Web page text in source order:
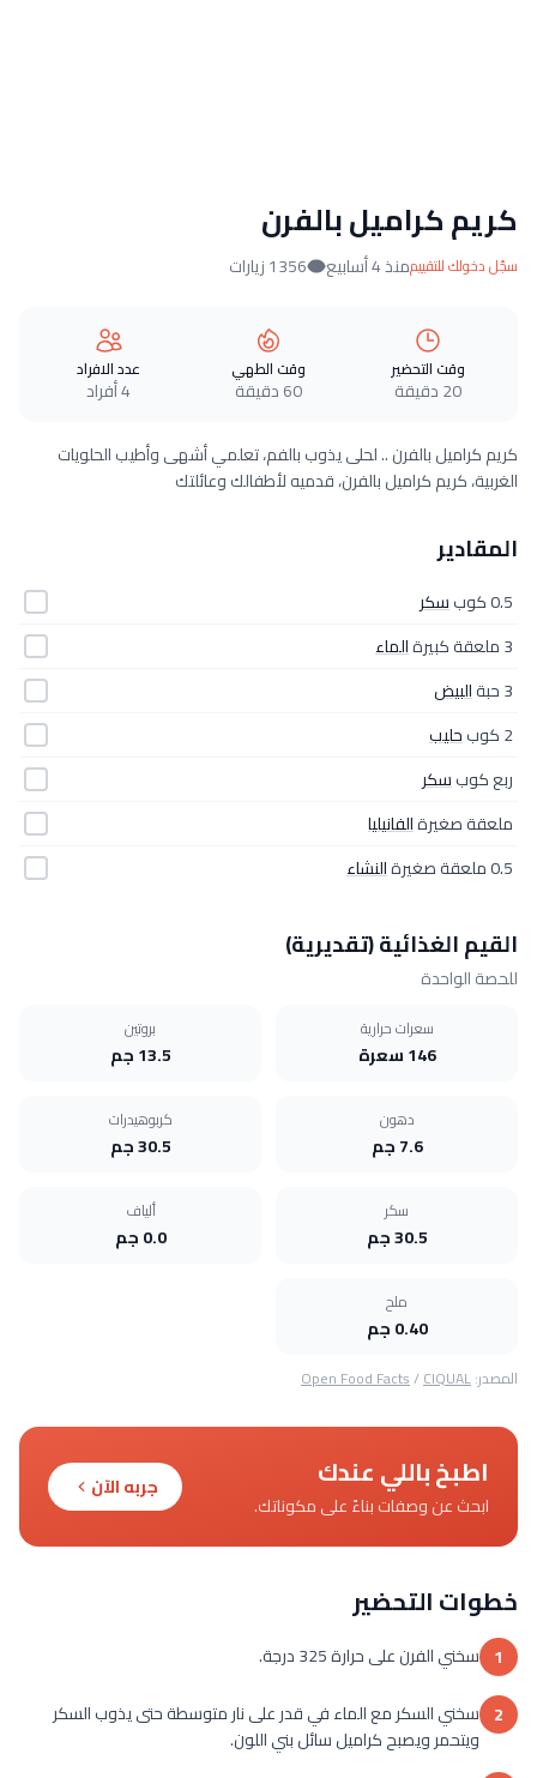
كريم كراميل بالفرن
سجّل دخولك للتقييممنذ 4 أسابيع 1356 زيارات
وقت التحضير
20 دقيقة
وقت الطهي
60 دقيقة
عدد الافراد
4 أفراد
كريم كراميل بالفرن .. لحلى يذوب بالفم، تعلمي أشهى وأطيب الحلويات
الغربية، كريم كراميل بالفرن، قدميه لأطفالك وعائلتك
المقادير
0.5 كوب
سكر
3 ملعقة كبيرة
الماء
3 حبة
البيض
2 كوب
حليب
ربع كوبسكر
ملعقة صغيرةالفانيليا
0.5 ملعقة صغيرة
النشاء
القيم الغذائية (تقديرية)
للحصة الواحدة
سعرات حرارية
146 سعرة
بروتين
13.5 جم
دهون
7.6 جم
كربوهيدرات
30.5 جم
سكر
30.5 جم
ألياف
0.0 جم
ملح
0.40 جم
المصدر: Open Food Facts/CIQUAL
اطبخ باللي عندك
ابحث عن وصفات بناءً على مكوناتك.
جربه الآن
خطوات التحضير
1 سخني الفرن على حرارة 325 درجة.
2 سخني السكر مع الماء في قدر على نار متوسطة حتى يذوب السكر
ويتحمر ويصبح كراميل سائل بني اللون.